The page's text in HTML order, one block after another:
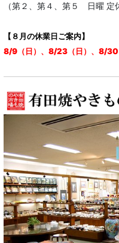
（第２、第４、第５ 日曜 定
【８月の休業日ご案内】
8/9（日）、8/23（日）、8/30